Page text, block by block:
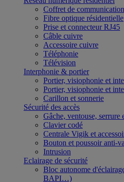
Coffret de communication
Fibre optique résidentielle
Prise et connecteur RJ45
Câble cuivre
Accessoire cuivre
Téléphonie
Télévision
Interphonie & portier
Portier, visiophonie et
Portier, visiophonie et
Carillon et sonnerie
Sécurité des accès
Gâche, ventouse, serrure
Clavier codé
Centrale Vigik et
Bouton et poussoir anti-
Intrusion
Eclairage de sécurité
Bloc autonome
BAPI…)